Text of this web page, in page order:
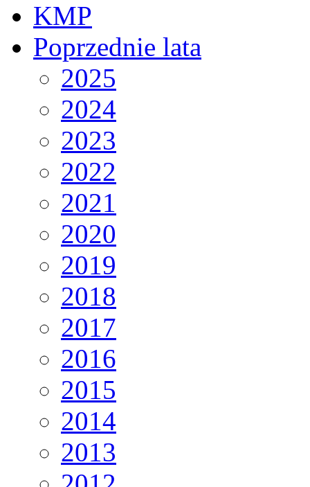
KMP
Poprzednie lata
2025
2024
2023
2022
2021
2020
2019
2018
2017
2016
2015
2014
2013